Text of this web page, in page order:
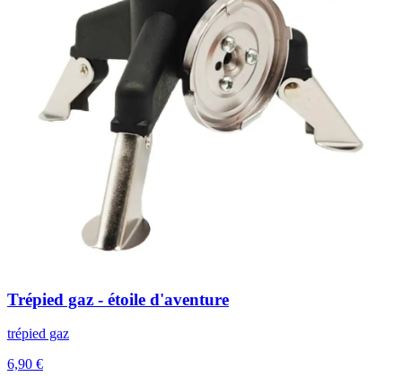
Trépied gaz - étoile d'aventure
trépied gaz
6,90 €